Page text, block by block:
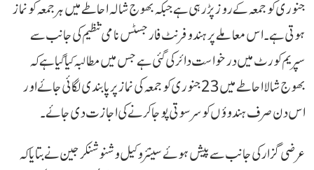
جنوری کو جمعہ کے روز پڑرہی ہے جبکہ بھوج شالہ احاطے میں ہر جمعہ کو نماز
ہوتی ہے۔ اس معاملے پر ہندو فرنٹ فار جسٹس نامی تنظیم کی جانب سے
سپریم کورٹ میں درخواست دائر کی گئی ہے جس میں مطالبہ کیا گیا ہے کہ
بھوج شالا احاطے میں 23 جنوری کو جمعہ کی نماز پر پابندی لگائی جائے اور
اس دن صرف ہندوؤں کو سرسوتی پوجا کرنے کی اجازت دی جائے۔
عرضی گزار کی جانب سے پیش ہوئے سینئر وکیل وشنو شنکرجین نے بتایا کہ